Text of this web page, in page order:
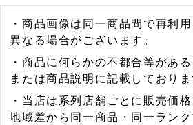
・商品画像は同一商品間で再利
異なる場合がございます。
・商品に何らかの不都合等があ
または商品説明に記載しておりま
・当店は系列店舗ごとに販売価
地域差から同一商品・同一ラン